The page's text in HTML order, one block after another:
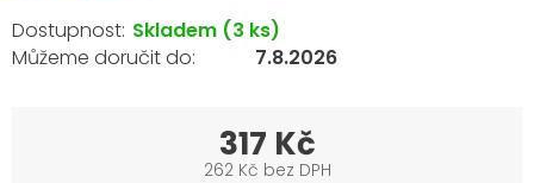
Skladem (3 ks)
7.8.2026
317 Kč
262 Kč bez DPH